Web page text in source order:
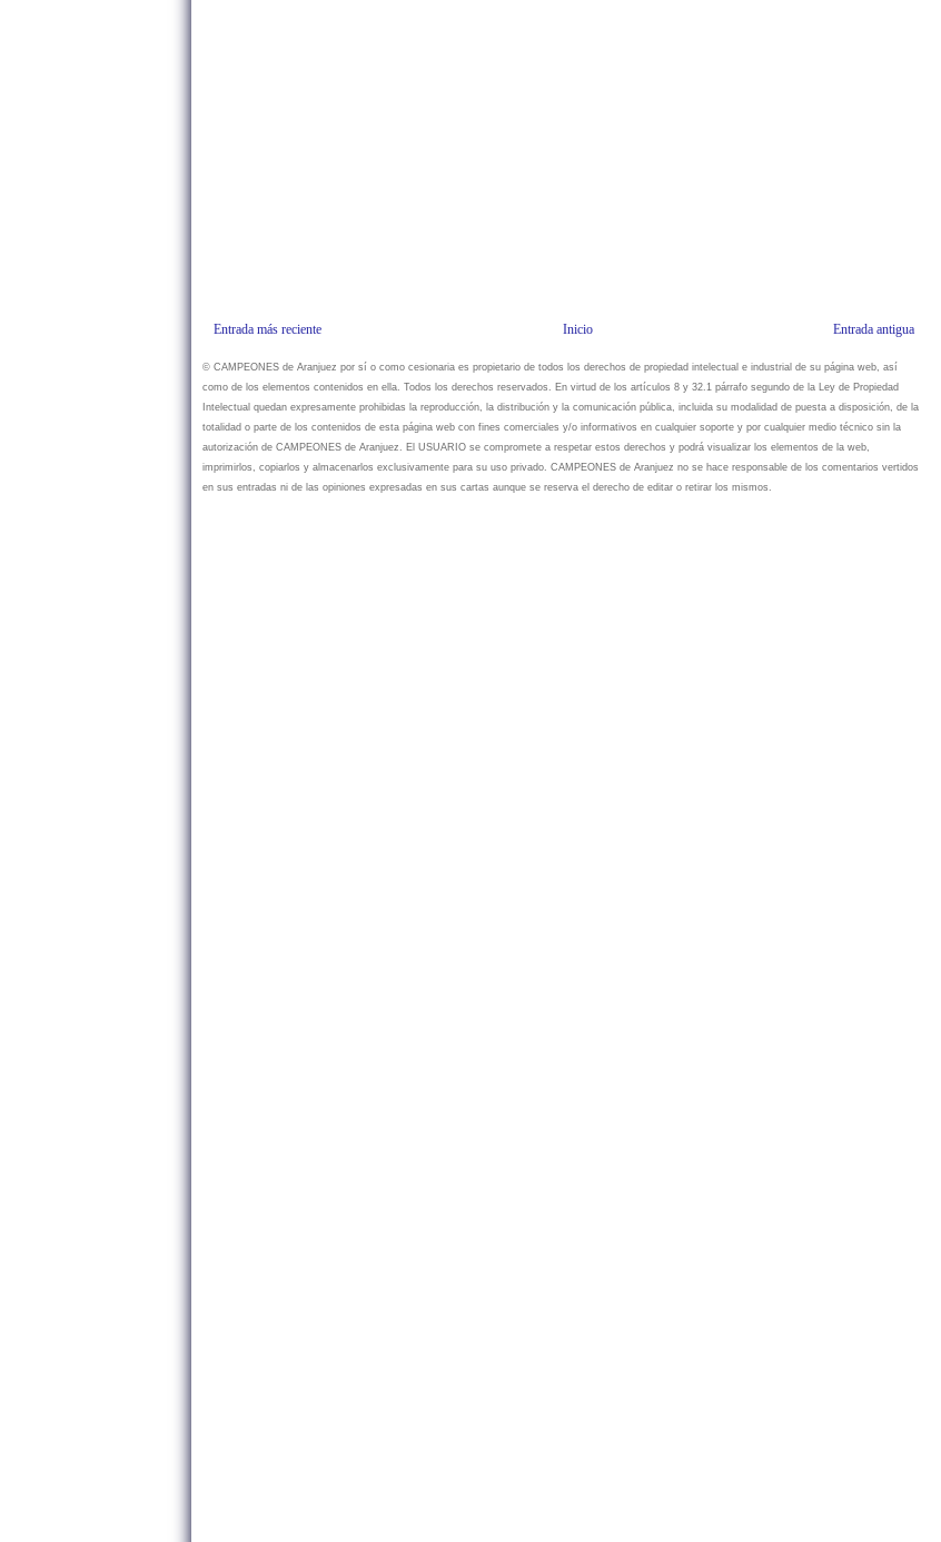
Entrada más reciente Entrada antigua
Inicio
© CAMPEONES de Aranjuez por sí o como cesionaria es propietario de todos los derechos de propiedad intelectual e industrial de su página web, así
como de los elementos contenidos en ella. Todos los derechos reservados. En virtud de los artículos 8 y 32.1 párrafo segundo de la Ley de Propiedad
Intelectual quedan expresamente prohibidas la reproducción, la distribución y la comunicación pública, incluida su modalidad de puesta a disposición, de la
totalidad o parte de los contenidos de esta página web con fines comerciales y/o informativos en cualquier soporte y por cualquier medio técnico sin la
autorización de CAMPEONES de Aranjuez. El USUARIO se compromete a respetar estos derechos y podrá visualizar los elementos de la web,
imprimirlos, copiarlos y almacenarlos exclusivamente para su uso privado. CAMPEONES de Aranjuez no se hace responsable de los comentarios vertidos
en sus entradas ni de las opiniones expresadas en sus cartas aunque se reserva el derecho de editar o retirar los mismos.